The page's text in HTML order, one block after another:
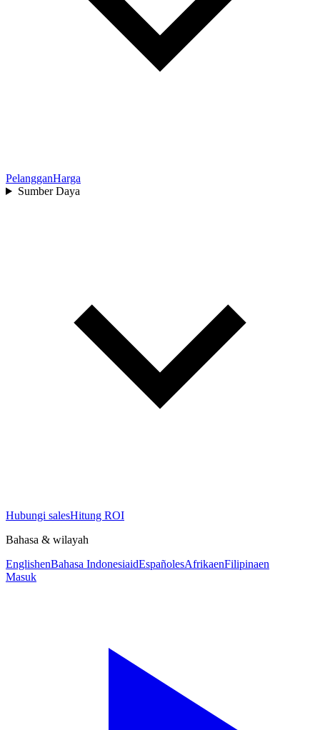
PelangganHarga
Sumber Daya
Hubungi salesHitung ROI
Bahasa & wilayah
EnglishenBahasa IndonesiaidEspañolesAfrikaenFilipinaen
Masuk